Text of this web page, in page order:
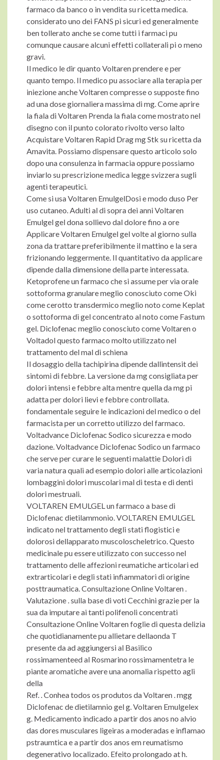
farmaco da banco o in vendita su ricetta medica.
considerato uno dei FANS pi sicuri ed generalmente
ben tollerato anche se come tutti i farmaci pu
comunque causare alcuni effetti collaterali pi o meno
gravi.
Il medico le dir quanto Voltaren prendere e per
quanto tempo. Il medico pu associare alla terapia per
iniezione anche Voltaren compresse o supposte fino
ad una dose giornaliera massima di mg. Come aprire
la fiala di Voltaren Prenda la fiala come mostrato nel
disegno con il punto colorato rivolto verso lalto
Acquistare Voltaren Rapid Drag mg Stk su ricetta da
Amavita. Possiamo dispensare questo articolo solo
dopo una consulenza in farmacia oppure possiamo
inviarlo su prescrizione medica legge svizzera sugli
agenti terapeutici.
Come si usa Voltaren EmulgelDosi e modo duso Per
uso cutaneo. Adulti al di sopra dei anni Voltaren
Emulgel gel dona sollievo dal dolore fino a ore
Applicare Voltaren Emulgel gel volte al giorno sulla
zona da trattare preferibilmente il mattino e la sera
frizionando leggermente. Il quantitativo da applicare
dipende dalla dimensione della parte interessata.
Ketoprofene un farmaco che si assume per via orale
sottoforma granulare meglio conosciuto come Oki
come cerotto transdermico meglio noto come Keplat
o sottoforma di gel concentrato al noto come Fastum
gel. Diclofenac meglio conosciuto come Voltaren o
Voltadol questo farmaco molto utilizzato nel
trattamento del mal di schiena
Il dosaggio della tachipirina dipende dallintensit dei
sintomi di febbre. La versione da mg consigliata per
dolori intensi e febbre alta mentre quella da mg pi
adatta per dolori lievi e febbre controllata.
fondamentale seguire le indicazioni del medico o del
farmacista per un corretto utilizzo del farmaco.
Voltadvance Diclofenac Sodico sicurezza e modo
dazione. Voltadvance Diclofenac Sodico un farmaco
che serve per curare le seguenti malattie Dolori di
varia natura quali ad esempio dolori alle articolazioni
lombaggini dolori muscolari mal di testa e di denti
dolori mestruali.
VOLTAREN EMULGEL un farmaco a base di
Diclofenac dietilammonio. VOLTAREN EMULGEL
indicato nel trattamento degli stati flogistici e
dolorosi dellapparato muscoloscheletrico. Questo
medicinale pu essere utilizzato con successo nel
trattamento delle affezioni reumatiche articolari ed
extrarticolari e degli stati infiammatori di origine
posttraumatica. Consultazione Online Voltaren .
Valutazione . sulla base di voti Cecchini grazie per la
sua da imputare ai tanti polifenoli concentrati
Consultazione Online Voltaren foglie di questa delizia
che quotidianamente pu allietare dellaonda T
presente da ad aggiungersi al Basilico
rossimamenteed al Rosmarino rossimamentetra le
piante aromatiche avere una anomalia rispetto agli
della
Ref. . Conhea todos os produtos da Voltaren . mgg
Diclofenac de dietilamnio gel g. Voltaren Emulgelex
g. Medicamento indicado a partir dos anos no alvio
das dores musculares ligeiras a moderadas e inflamao
pstraumtica e a partir dos anos em reumatismo
degenerativo localizado. Efeito prolongado at h.